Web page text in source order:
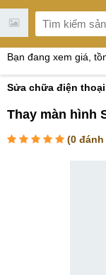
Bạn đang xem giá,
Sửa chữa điện thoại
Thay màn hình
(0 đánh